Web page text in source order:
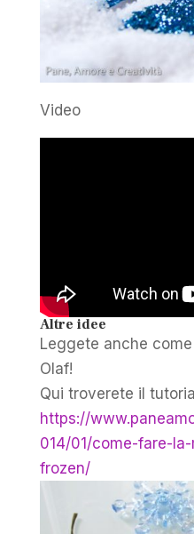
Video
Altre idee
Leggete anche
Olaf!
Qui troverete il
https://
014/01/come-fare-
frozen/